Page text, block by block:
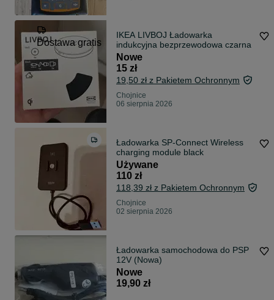
Dostawa gratis
IKEA LIVBOJ Ładowarka
indukcyjna bezprzewodowa czarna
Nowe
15 zł
19,50 zł z Pakietem Ochronnym
Chojnice
06 sierpnia 2026
Ładowarka SP-Connect Wireless
charging module black
Używane
110 zł
118,39 zł z Pakietem Ochronnym
Chojnice
02 sierpnia 2026
Ładowarka samochodowa do PSP
12V (Nowa)
Nowe
19,90 zł